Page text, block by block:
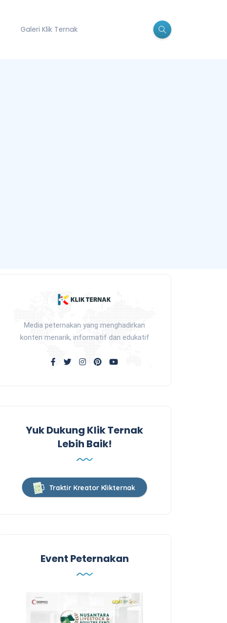
Galeri Klik Ternak
Media peternakan yang menghadirkan
konten menarik, informatif dan edukatif
Yuk Dukung Klik Ternak
Lebih Baik!
Traktir Kreator Klikternak
Event Peternakan